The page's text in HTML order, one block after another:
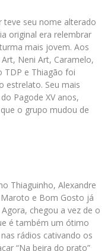
teve seu nome alterado
original era relembrar
mais jovem. Aos
Neni Art, Caramelo,
TDP e Thiagão foi
estrelato. Seu mais
Pagode XV anos,
o grupo mudou de
Thiaguinho, Alexandre
e Bom Gosto já
chegou a vez de o
é também um ótimo
rádios cativando os
“Na beira do prato”